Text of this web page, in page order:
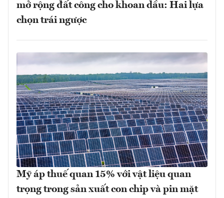
mở rộng đất công cho khoan dầu: Hai lựa
chọn trái ngược
Mỹ áp thuế quan 15% với vật liệu quan
trọng trong sản xuất con chip và pin mặt